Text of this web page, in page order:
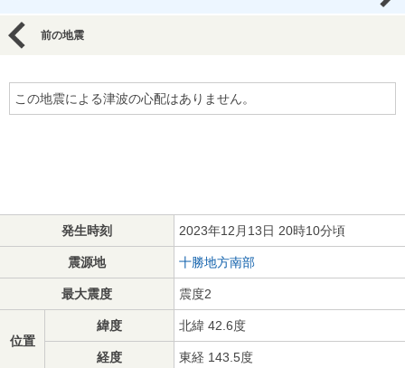
前の地震
この地震による津波の心配はありません。
発生時刻 2023年12月13日 20時10分頃
震源地 十勝地方南部
最大震度 震度2
位置
緯度 北緯 42.6度
経度 東経 143.5度